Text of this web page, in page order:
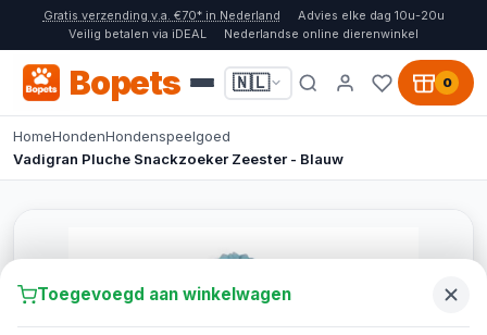
Gratis verzending v.a. €70* in Nederland
Advies elke dag 10u-20u
Veilig betalen via iDEAL
Nederlandse online dierenwinkel
Bopets 🇳🇱 0
HomeHondenHondenspeelgoed
Vadigran Pluche Snackzoeker Zeester - Blauw
Toegevoegd aan winkelwagen